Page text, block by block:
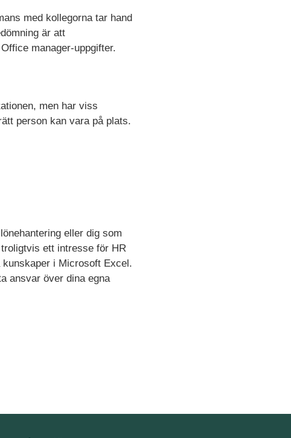
med kollegorna tar hand
är att
manager-uppgifter.
men har viss
person kan vara på plats.
eller dig som
ett intresse för HR
i Microsoft Excel.
ansvar över dina egna